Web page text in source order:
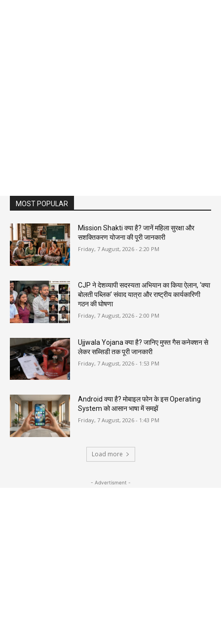
MOST POPULAR
Mission Shakti क्या है? जानें महिला सुरक्षा और
सशक्तिकरण योजना की पूरी जानकारी
Friday, 7 August, 2026 - 2:20 PM
CJP ने देशव्यापी सदस्यता अभियान का किया ऐलान, ‘क्या
बोलती पब्लिक’ संवाद यात्रा और राष्ट्रीय कार्यकारिणी
गठन की घोषणा
Friday, 7 August, 2026 - 2:00 PM
Ujjwala Yojana क्या है? जानिए मुफ्त गैस कनेक्शन से
लेकर सब्सिडी तक पूरी जानकारी
Friday, 7 August, 2026 - 1:53 PM
Android क्या है? मोबाइल फोन के इस Operating
System को आसान भाषा में समझें
Friday, 7 August, 2026 - 1:43 PM
Load more
- Advertisment -